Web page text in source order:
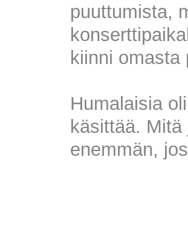
puuttumista,
kiinni omasta
Humalaisia
käsittää.
enemmän,